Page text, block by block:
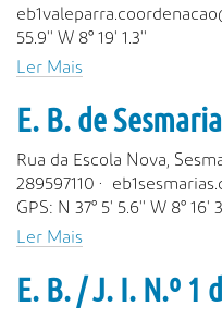
55.9'' W 8° 19' 1.3''
Ler Mais
E. B. de
Rua da Escola Nova,
289597110 ·
GPS: N 37° 5' 5.6'' W 8° 16'
Ler Mais
E. B. / J. I. N.º 1